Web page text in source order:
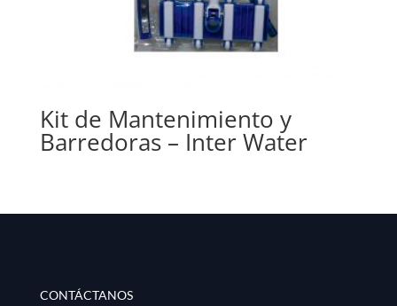
Kit de Mantenimiento y
Barredoras – Inter Water
CONTÁCTANOS